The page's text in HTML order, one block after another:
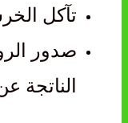
تآكل
صدور
الناتجة